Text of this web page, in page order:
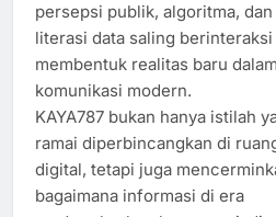
persepsi publik, algoritma, dan
literasi data saling berinteraksi
membentuk realitas baru dalam
komunikasi modern.
KAYA787 bukan hanya istilah
ramai diperbincangkan di
digital, tetapi juga
bagaimana informasi di era